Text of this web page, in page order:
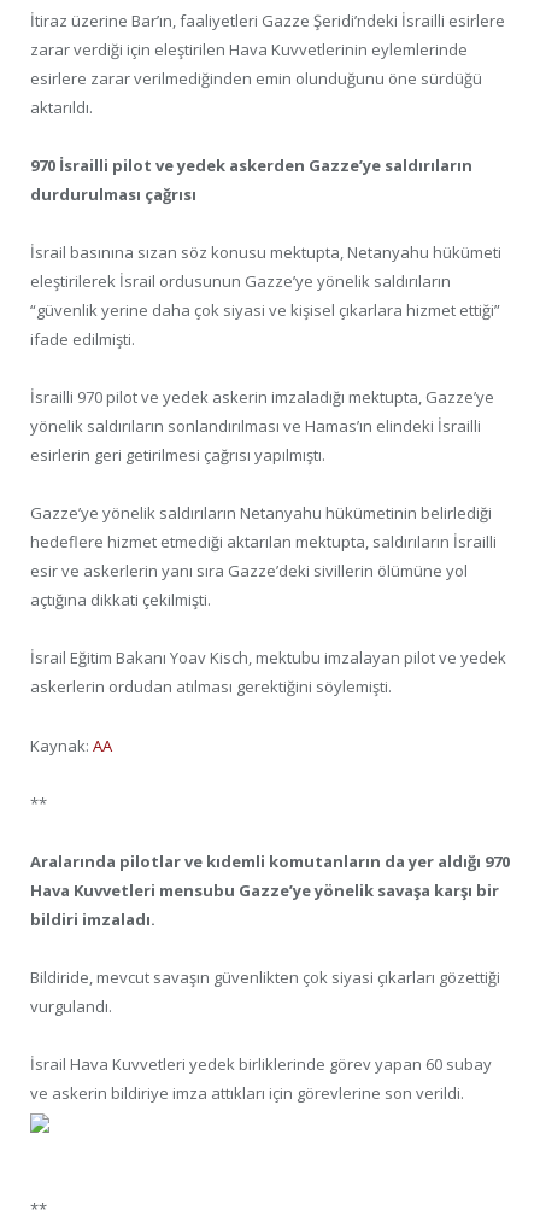
İtiraz üzerine Bar’ın, faaliyetleri Gazze Şeridi’ndeki İsrailli esirlere
zarar verdiği için eleştirilen Hava Kuvvetlerinin eylemlerinde
esirlere zarar verilmediğinden emin olunduğunu öne sürdüğü
aktarıldı.
970 İsrailli pilot ve yedek askerden Gazze’ye saldırıların
durdurulması çağrısı
İsrail basınına sızan söz konusu mektupta, Netanyahu hükümeti
eleştirilerek İsrail ordusunun Gazze’ye yönelik saldırıların
“güvenlik yerine daha çok siyasi ve kişisel çıkarlara hizmet ettiği”
ifade edilmişti.
İsrailli 970 pilot ve yedek askerin imzaladığı mektupta, Gazze’ye
yönelik saldırıların sonlandırılması ve Hamas’ın elindeki İsrailli
esirlerin geri getirilmesi çağrısı yapılmıştı.
Gazze’ye yönelik saldırıların Netanyahu hükümetinin belirlediği
hedeflere hizmet etmediği aktarılan mektupta, saldırıların İsrailli
esir ve askerlerin yanı sıra Gazze’deki sivillerin ölümüne yol
açtığına dikkati çekilmişti.
İsrail Eğitim Bakanı Yoav Kisch, mektubu imzalayan pilot ve yedek
askerlerin ordudan atılması gerektiğini söylemişti.
Kaynak: AA
**
Aralarında pilotlar ve kıdemli komutanların da yer aldığı 970
Hava Kuvvetleri mensubu Gazze’ye yönelik savaşa karşı bir
bildiri imzaladı.
Bildiride, mevcut savaşın güvenlikten çok siyasi çıkarları gözettiği
vurgulandı.
İsrail Hava Kuvvetleri yedek birliklerinde görev yapan 60 subay
ve askerin bildiriye imza attıkları için görevlerine son verildi.